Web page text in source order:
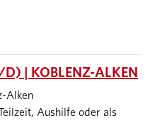
| KOBLENZ-ALKEN
Alken
Aushilfe oder als